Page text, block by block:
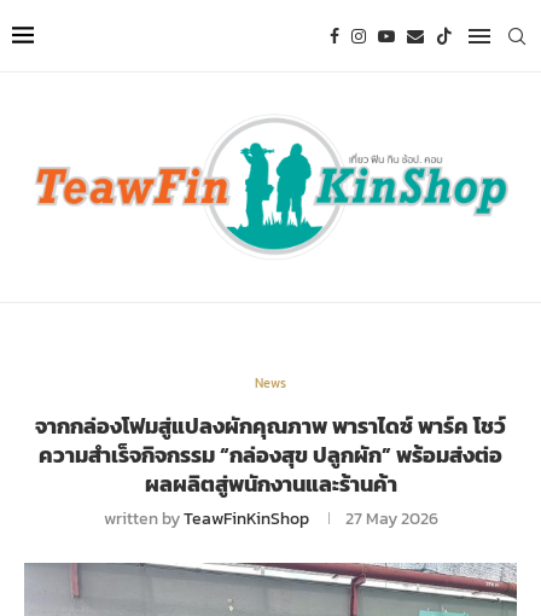
News
จากกล่องโฟมสู่แปลงผักคุณภาพ พาราไดซ์ พาร์ค โชว์
ความสำเร็จกิจกรรม “กล่องสุข ปลูกผัก” พร้อมส่งต่อ
ผลผลิตสู่พนักงานและร้านค้า
written byTeawFinKinShop 27 May 2026